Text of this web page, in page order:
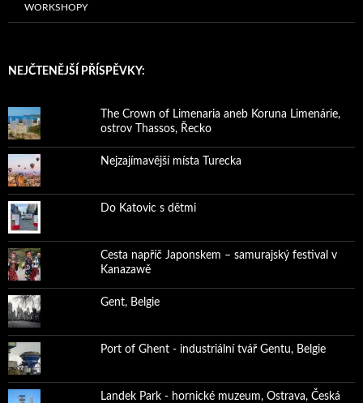
WORKSHOPY
NEJČTENĚJŠÍ PŘÍSPĚVKY:
The Crown of Limenaria aneb Koruna Limenárie,
ostrov Thassos, Řecko
Nejzajímavější místa Turecka
Do Katovic s dětmi
Cesta napříč Japonskem – samurajský festival v
Kanazawě
Gent, Belgie
Port of Ghent - industriální tvář Gentu, Belgie
Landek Park - hornické muzeum, Ostrava, Česká